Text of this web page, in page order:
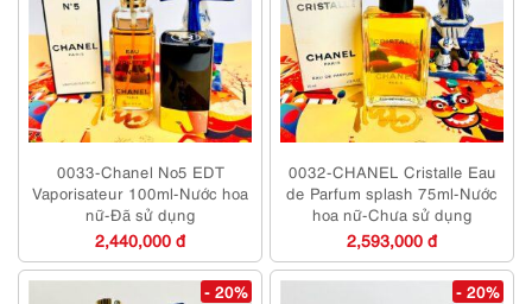
0033-Chanel No5 EDT
Vaporisateur 100ml-Nước hoa
nữ-Đã sử dụng
2,440,000 đ
0032-CHANEL Cristalle Eau
de Parfum splash 75ml-Nước
hoa nữ-Chưa sử dụng
2,593,000 đ
- 20% - 20%